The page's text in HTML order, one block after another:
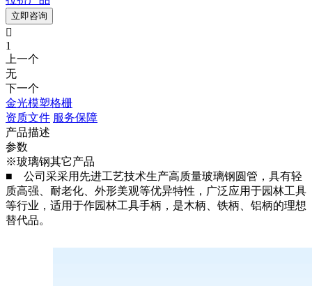
立即咨询

1
上一个
无
下一个
金光模塑格栅
资质文件 服务保障
产品描述
参数
※玻璃钢其它产品
■ 公司采采用先进工艺技术生产高质量玻璃钢圆管，具有轻
质高强、耐老化、外形美观等优异特性，广泛应用于园林工具
等行业，适用于作园林工具手柄，是木柄、铁柄、铝柄的理想
替代品。